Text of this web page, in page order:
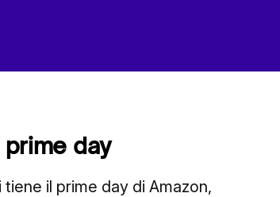
day
tiene il prime day di Amazon,